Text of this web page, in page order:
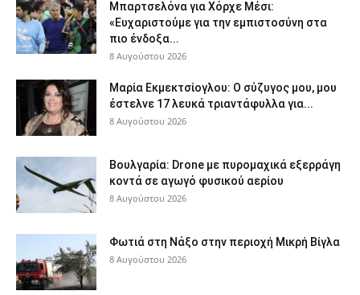
Μπαρτσελόνα για Χόρχε Μέσι:
«Ευχαριστούμε για την εμπιστοσύνη στα
πιο ένδοξα...
8 Αυγούστου 2026
Μαρία Εκμεκτσίογλου: O σύζυγος μου, μου
έστελνε 17 λευκά τριαντάφυλλα για...
8 Αυγούστου 2026
Βουλγαρία: Drone με πυρομαχικά εξερράγη
κοντά σε αγωγό φυσικού αερίου
8 Αυγούστου 2026
Φωτιά στη Νάξο στην περιοχή Μικρή Βίγλα
8 Αυγούστου 2026